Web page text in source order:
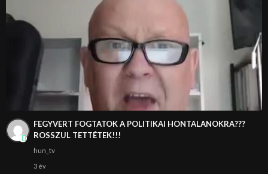
FEGYVERT FOGTATOK A POLITIKAI HONTALANOKRA???
ROSSZUL TETTÉTEK!!!
hun_tv
3 év